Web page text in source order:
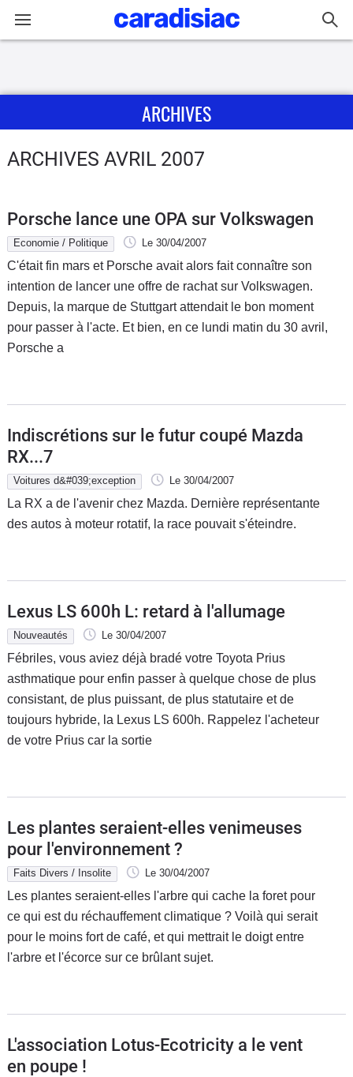
Actu
Guide
d'achat
Electriques
Utilitaires
Services
Forum
Moto
ARCHIVES
ARCHIVES AVRIL 2007
Porsche lance une OPA sur Volkswagen
Economie / Politique Le 30/04/2007
C'était fin mars et Porsche avait alors fait connaître son
intention de lancer une offre de rachat sur Volkswagen.
Depuis, la marque de Stuttgart attendait le bon moment
pour passer à l'acte. Et bien, en ce lundi matin du 30 avril,
Porsche a
Indiscrétions sur le futur coupé Mazda
RX...7
Voitures d&#039;exception Le 30/04/2007
La RX a de l'avenir chez Mazda. Dernière représentante
des autos à moteur rotatif, la race pouvait s'éteindre.
Lexus LS 600h L: retard à l'allumage
Nouveautés Le 30/04/2007
Fébriles, vous aviez déjà bradé votre Toyota Prius
asthmatique pour enfin passer à quelque chose de plus
consistant, de plus puissant, de plus statutaire et de
toujours hybride, la Lexus LS 600h. Rappelez l'acheteur
de votre Prius car la sortie
Les plantes seraient-elles venimeuses
pour l'environnement ?
Faits Divers / Insolite Le 30/04/2007
Les plantes seraient-elles l'arbre qui cache la foret pour
ce qui est du réchauffement climatique ? Voilà qui serait
pour le moins fort de café, et qui mettrait le doigt entre
l'arbre et l'écorce sur ce brûlant sujet.
L'association Lotus-Ecotricity a le vent
en poupe !